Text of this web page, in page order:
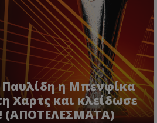
η Μπενφίκα
Χαρτς και κλείδωσε
(ΑΠΟΤΕΛΕΣΜΑΤΑ)